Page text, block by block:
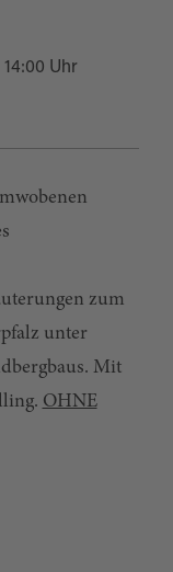
14:00 Uhr
zum
unter
Mit
OHNE